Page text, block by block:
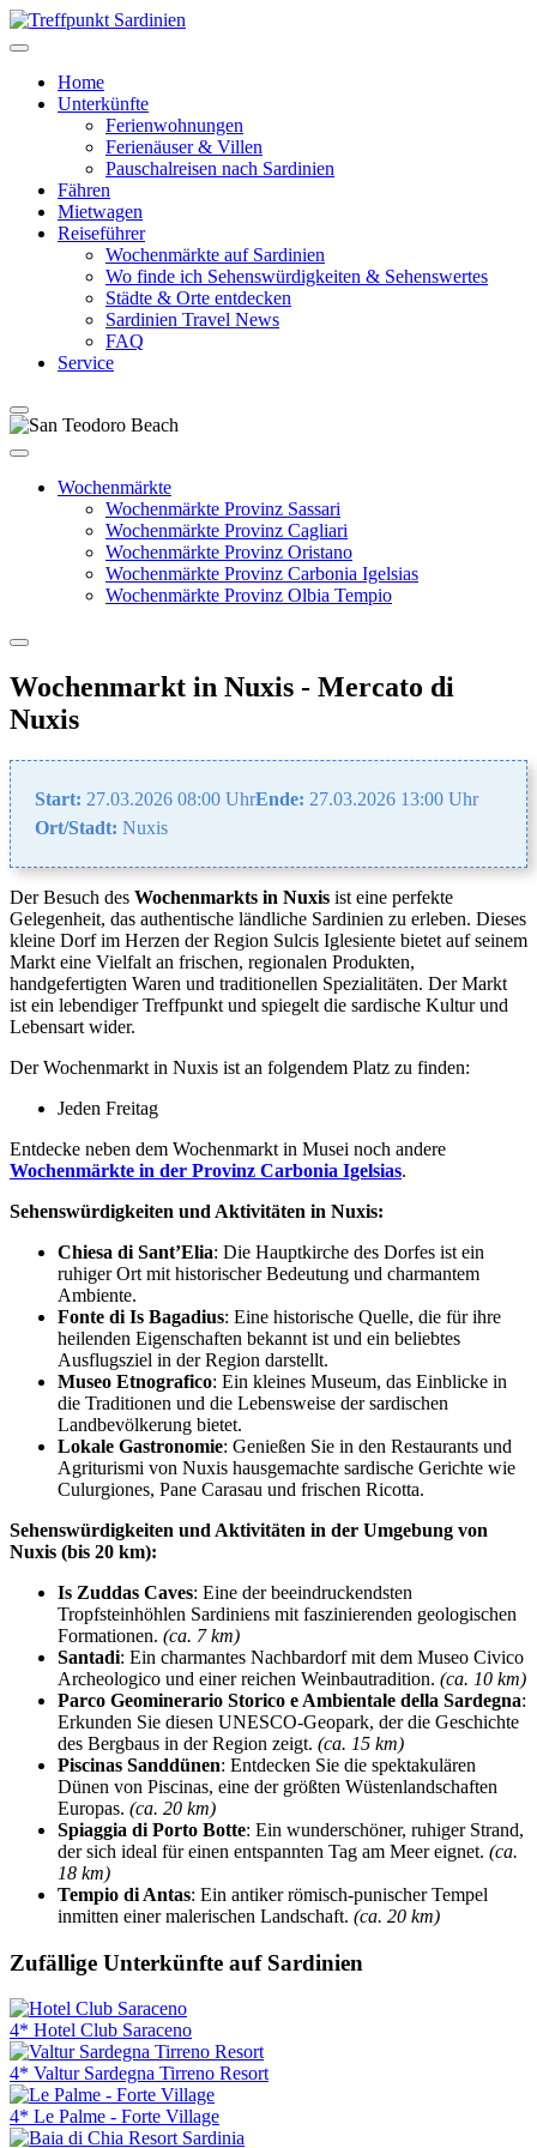
Home
Unterkünfte
Ferienwohnungen
Ferienäuser & Villen
Pauschalreisen nach Sardinien
Fähren
Mietwagen
Reiseführer
Wochenmärkte auf Sardinien
Wo finde ich Sehenswürdigkeiten & Sehenswertes
Städte & Orte entdecken
Sardinien Travel News
FAQ
Service
Wochenmärkte
Wochenmärkte Provinz Sassari
Wochenmärkte Provinz Cagliari
Wochenmärkte Provinz Oristano
Wochenmärkte Provinz Carbonia Igelsias
Wochenmärkte Provinz Olbia Tempio
Wochenmarkt in Nuxis - Mercato di
Nuxis
Start: 27.03.2026 08:00 UhrEnde: 27.03.2026 13:00 Uhr
Ort/Stadt: Nuxis
Der Besuch des Wochenmarkts in Nuxis ist eine perfekte
Gelegenheit, das authentische ländliche Sardinien zu erleben. Dieses
kleine Dorf im Herzen der Region Sulcis Iglesiente bietet auf seinem
Markt eine Vielfalt an frischen, regionalen Produkten,
handgefertigten Waren und traditionellen Spezialitäten. Der Markt
ist ein lebendiger Treffpunkt und spiegelt die sardische Kultur und
Lebensart wider.
Der Wochenmarkt in Nuxis ist an folgendem Platz zu finden:
Jeden Freitag
Entdecke neben dem Wochenmarkt in Musei noch andere
Wochenmärkte in der Provinz Carbonia Igelsias.
Sehenswürdigkeiten und Aktivitäten in Nuxis:
Chiesa di Sant’Elia: Die Hauptkirche des Dorfes ist ein
ruhiger Ort mit historischer Bedeutung und charmantem
Ambiente.
Fonte di Is Bagadius: Eine historische Quelle, die für ihre
heilenden Eigenschaften bekannt ist und ein beliebtes
Ausflugsziel in der Region darstellt.
Museo Etnografico: Ein kleines Museum, das Einblicke in
die Traditionen und die Lebensweise der sardischen
Landbevölkerung bietet.
Lokale Gastronomie: Genießen Sie in den Restaurants und
Agriturismi von Nuxis hausgemachte sardische Gerichte wie
Culurgiones, Pane Carasau und frischen Ricotta.
Sehenswürdigkeiten und Aktivitäten in der Umgebung von
Nuxis (bis 20 km):
Is Zuddas Caves: Eine der beeindruckendsten
Tropfsteinhöhlen Sardiniens mit faszinierenden geologischen
Formationen. (ca. 7 km)
Santadi: Ein charmantes Nachbardorf mit dem Museo Civico
Archeologico und einer reichen Weinbautradition. (ca. 10 km)
Parco Geominerario Storico e Ambientale della Sardegna:
Erkunden Sie diesen UNESCO-Geopark, der die Geschichte
des Bergbaus in der Region zeigt. (ca. 15 km)
Piscinas Sanddünen: Entdecken Sie die spektakulären
Dünen von Piscinas, eine der größten Wüstenlandschaften
Europas. (ca. 20 km)
Spiaggia di Porto Botte: Ein wunderschöner, ruhiger Strand,
der sich ideal für einen entspannten Tag am Meer eignet. (ca.
18 km)
Tempio di Antas: Ein antiker römisch-punischer Tempel
inmitten einer malerischen Landschaft. (ca. 20 km)
Zufällige Unterkünfte auf Sardinien
4* Hotel Club Saraceno
4* Valtur Sardegna Tirreno Resort
4* Le Palme - Forte Village